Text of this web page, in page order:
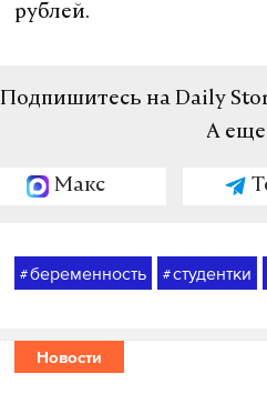
рублей.
Подпишитесь на Daily
А еще
Макс
#беременность #студентки
Новости